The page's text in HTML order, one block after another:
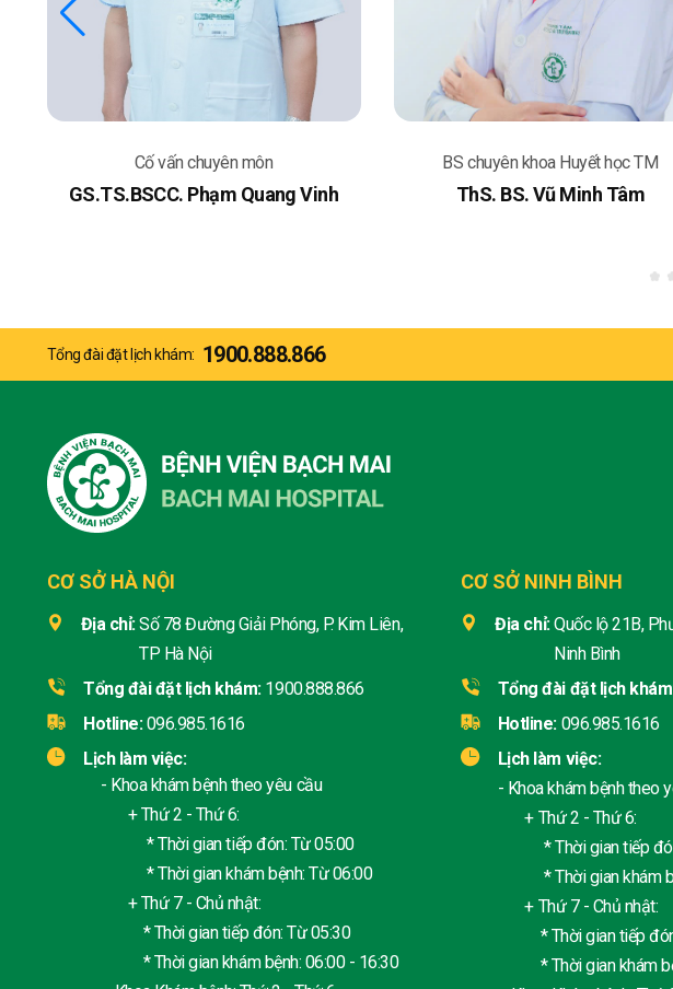
Cố vấn chuyên môn
GS.TS.BSCC. Phạm Quang Vinh
BS chuyên khoa Huyết học TM
ThS. BS. Vũ Minh Tâm
Tổng đài đặt lịch khám: 1900.888.866
CƠ SỞ HÀ NỘI
Địa chỉ:Số 78 Đường Giải Phóng, P. Kim Liên,
TP Hà Nội
Tổng đài đặt lịch khám: 1900.888.866
Hotline: 096.985.1616
Lịch làm việc:
- Khoa khám bệnh theo yêu cầu
+ Thứ 2 - Thứ 6:
* Thời gian tiếp đón: Từ 05:00
* Thời gian khám bệnh: Từ 06:00
+ Thứ 7 - Chủ nhật:
* Thời gian tiếp đón: Từ 05:30
* Thời gian khám bệnh: 06:00 - 16:30
CƠ SỞ NINH BÌNH
Địa chỉ:Quốc lộ 21B,
Ninh Bình
Tổng đài đặt lịch
Hotline: 096.985.1616
Lịch làm việc:
- Khoa khám bệnh theo
+ Thứ 2 - Thứ 6:
* Thời gian tiếp
* Thời gian khám
+ Thứ 7 - Chủ nhật:
* Thời gian tiếp
* Thời gian khám